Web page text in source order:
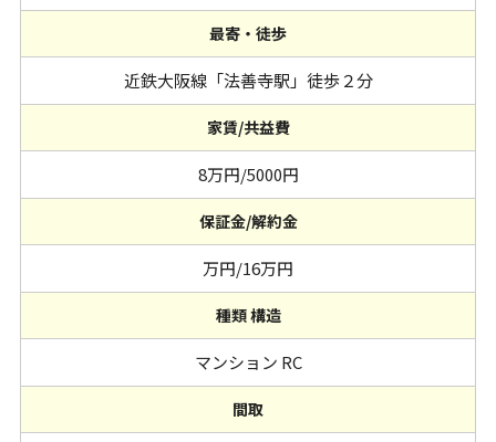
最寄・徒歩
近鉄大阪線「法善寺駅」徒歩２分
家賃/共益費
8万円/5000円
保証金/解約金
万円/16万円
種類 構造
マンション RC
間取